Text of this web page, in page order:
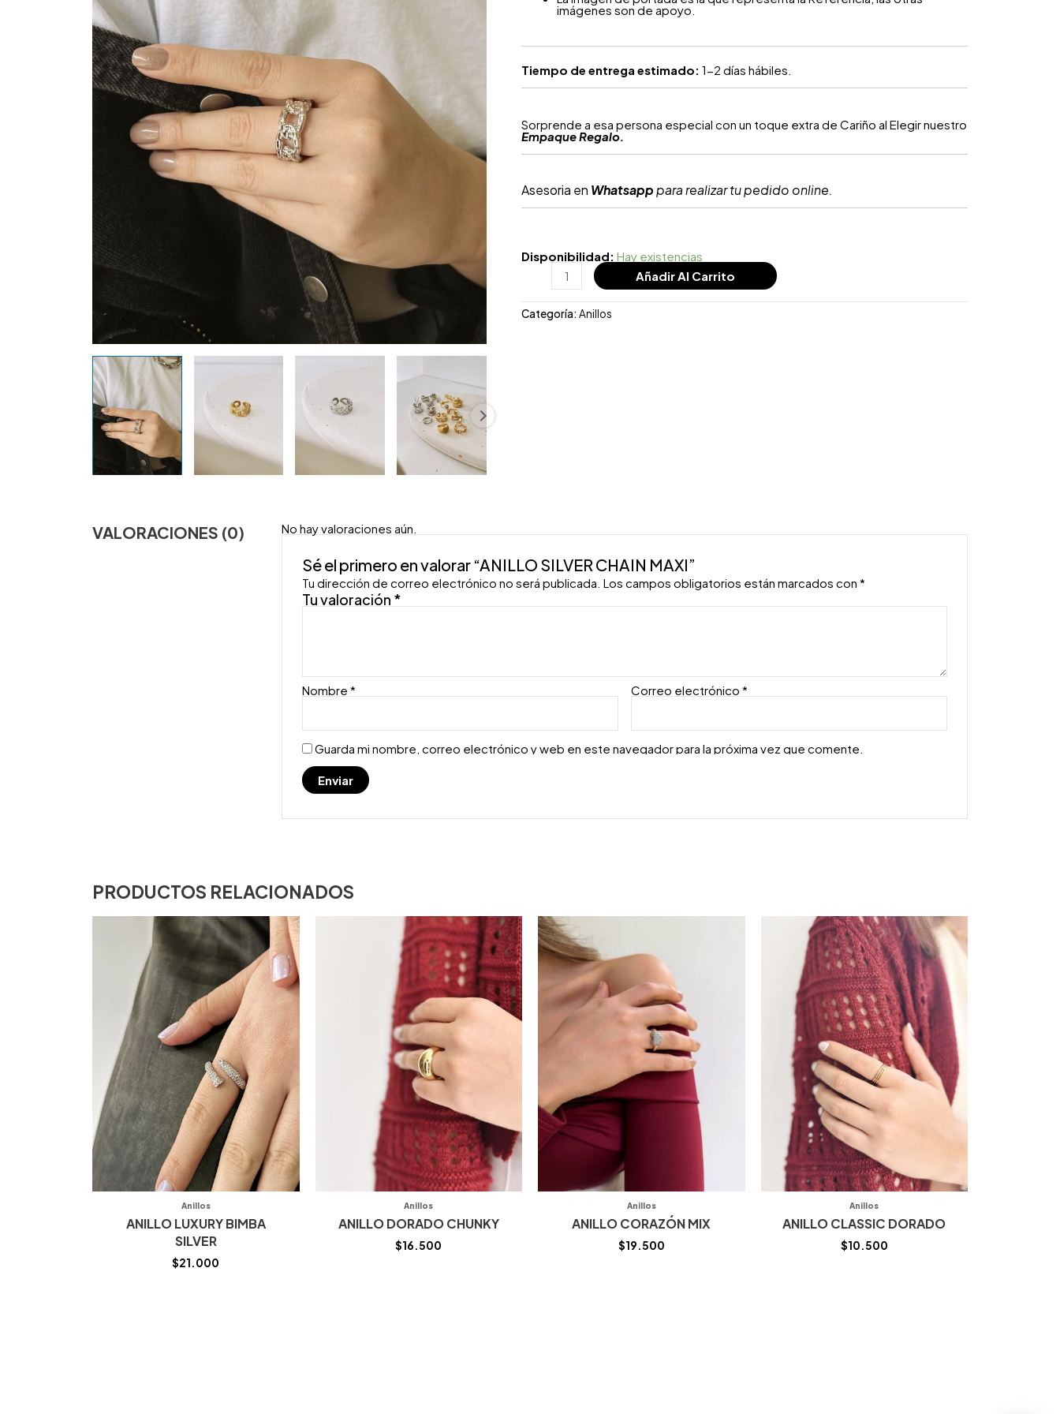
imágenes son de apoyo.
Tiempo de entrega estimado: 1-2 días hábiles.
Sorprende a esa persona especial con un toque extra de Cariño al Elegir nuestro
Empaque Regalo.
Asesoria en Whatsapppara realizar tu pedido online.
Disponibilidad: Hay existencias
Añadir Al Carrito
Categoría: Anillos
VALORACIONES (0) No hay valoraciones aún.
Sé el primero en valorar “ANILLO SILVER CHAIN MAXI”
Tu dirección de correo electrónico no será publicada. Los campos obligatorios están marcados con*
Tu valoración *
Nombre* Correo electrónico*
Guarda mi nombre, correo electrónico y web en este navegador para la próxima vez que comente.
PRODUCTOS RELACIONADOS
Anillos
ANILLO LUXURY BIMBA
SILVER
$21.000
Anillos
ANILLO DORADO CHUNKY
$16.500
Anillos
ANILLO CORAZÓN MIX
$19.500
Anillos
ANILLO CLASSIC DORADO
$10.500